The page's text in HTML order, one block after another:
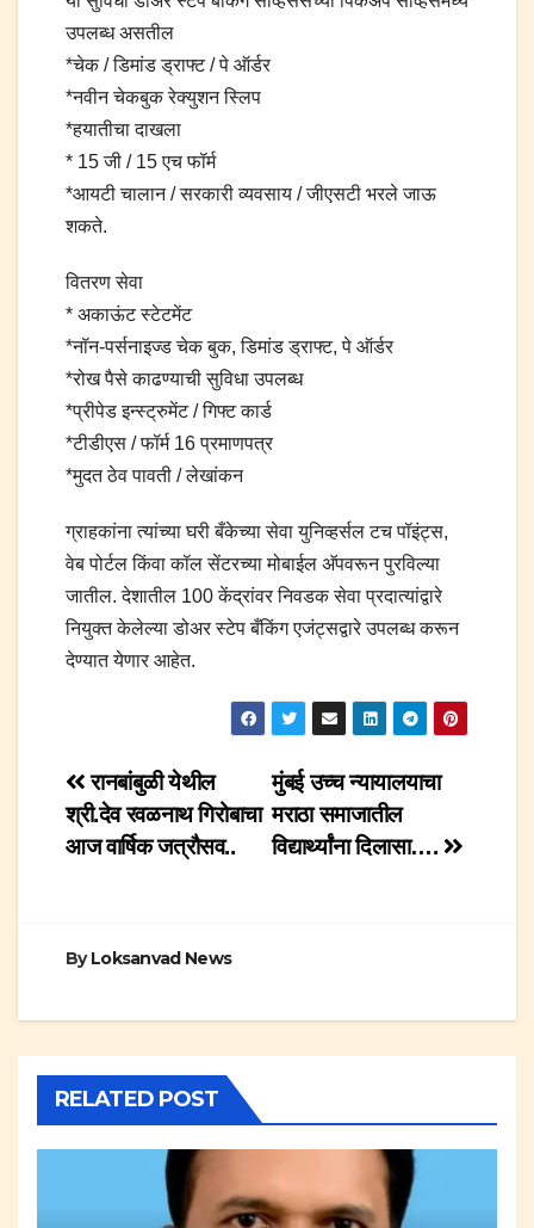
उपलब्ध असतील
*चेक / डिमांड ड्राफ्ट / पे ऑर्डर
*नवीन चेकबुक रेक्युशन स्लिप
*हयातीचा दाखला
* 15 जी / 15 एच फॉर्म
*आयटी चालान / सरकारी व्यवसाय / जीएसटी भरले जाऊ
शकते.
वितरण सेवा
* अकाऊंट स्टेटमेंट
*नॉन-पर्सनाइज्ड चेक बुक, डिमांड ड्राफ्ट, पे ऑर्डर
*रोख पैसे काढण्याची सुविधा उपलब्ध
*प्रीपेड इन्स्ट्रुमेंट / गिफ्ट कार्ड
*टीडीएस / फॉर्म 16 प्रमाणपत्र
*मुदत ठेव पावती / लेखांकन
ग्राहकांना त्यांच्या घरी बँकेच्या सेवा युनिव्हर्सल टच पॉइंट्स,
वेब पोर्टल किंवा कॉल सेंटरच्या मोबाईल अ‍ॅपवरून पुरविल्या
जातील. देशातील 100 केंद्रांवर निवडक सेवा प्रदात्यांद्वारे
नियुक्त केलेल्या डोअर स्टेप बँकिंग एजंट्सद्वारे उपलब्ध करून
देण्यात येणार आहेत.
Post
navigation
मुंबई उच्च न्यायालयाचा
मराठा समाजातील
विद्यार्थ्यांना दिलासा….
रानबांबुळी येथील
श्री.देव रवळनाथ गिरोबाचा
आज वार्षिक जत्रौसव..
ByLoksanvad News
RELATED POST